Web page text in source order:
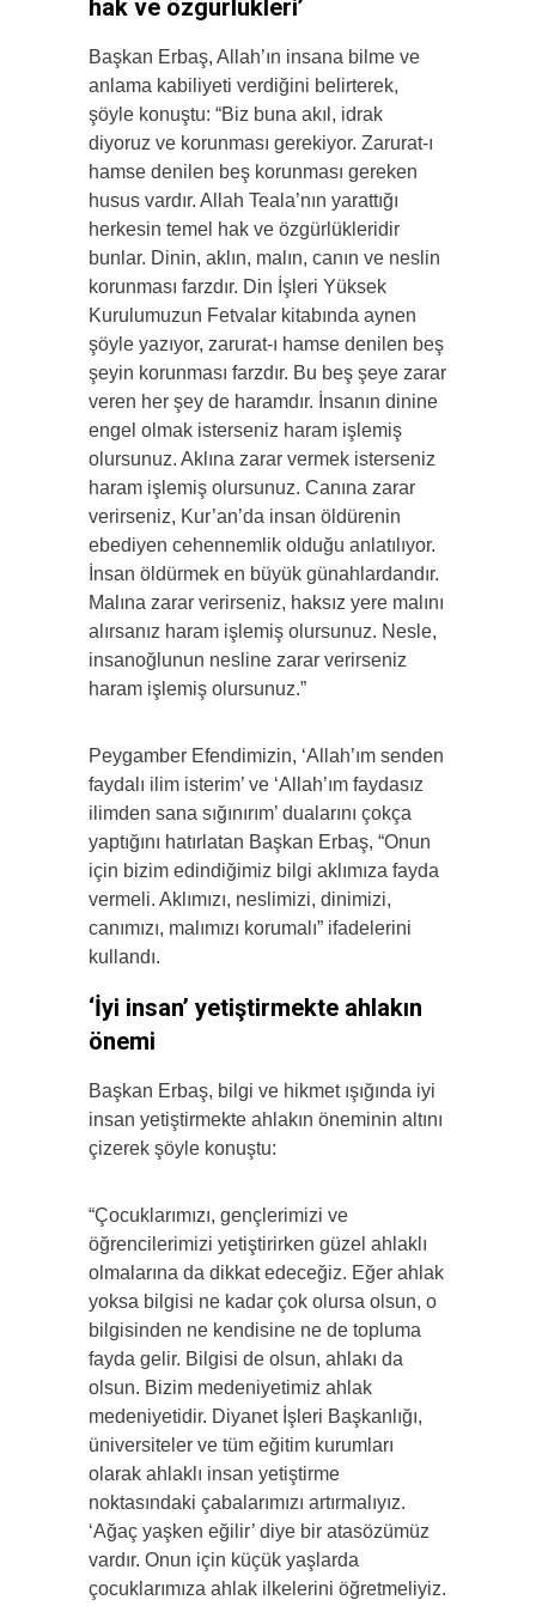
hak ve özgürlükleri’
Başkan Erbaş, Allah’ın insana bilme ve
anlama kabiliyeti verdiğini belirterek,
şöyle konuştu: “Biz buna akıl, idrak
diyoruz ve korunması gerekiyor. Zarurat-ı
hamse denilen beş korunması gereken
husus vardır. Allah Teala’nın yarattığı
herkesin temel hak ve özgürlükleridir
bunlar. Dinin, aklın, malın, canın ve neslin
korunması farzdır. Din İşleri Yüksek
Kurulumuzun Fetvalar kitabında aynen
şöyle yazıyor, zarurat-ı hamse denilen beş
şeyin korunması farzdır. Bu beş şeye zarar
veren her şey de haramdır. İnsanın dinine
engel olmak isterseniz haram işlemiş
olursunuz. Aklına zarar vermek isterseniz
haram işlemiş olursunuz. Canına zarar
verirseniz, Kur’an’da insan öldürenin
ebediyen cehennemlik olduğu anlatılıyor.
İnsan öldürmek en büyük günahlardandır.
Malına zarar verirseniz, haksız yere malını
alırsanız haram işlemiş olursunuz. Nesle,
insanoğlunun nesline zarar verirseniz
haram işlemiş olursunuz.”
Peygamber Efendimizin, ‘Allah’ım senden
faydalı ilim isterim’ ve ‘Allah’ım faydasız
ilimden sana sığınırım’ dualarını çokça
yaptığını hatırlatan Başkan Erbaş, “Onun
için bizim edindiğimiz bilgi aklımıza fayda
vermeli. Aklımızı, neslimizi, dinimizi,
canımızı, malımızı korumalı” ifadelerini
kullandı.
‘İyi insan’ yetiştirmekte ahlakın
önemi
Başkan Erbaş, bilgi ve hikmet ışığında iyi
insan yetiştirmekte ahlakın öneminin altını
çizerek şöyle konuştu:
“Çocuklarımızı, gençlerimizi ve
öğrencilerimizi yetiştirirken güzel ahlaklı
olmalarına da dikkat edeceğiz. Eğer ahlak
yoksa bilgisi ne kadar çok olursa olsun, o
bilgisinden ne kendisine ne de topluma
fayda gelir. Bilgisi de olsun, ahlakı da
olsun. Bizim medeniyetimiz ahlak
medeniyetidir. Diyanet İşleri Başkanlığı,
üniversiteler ve tüm eğitim kurumları
olarak ahlaklı insan yetiştirme
noktasındaki çabalarımızı artırmalıyız.
‘Ağaç yaşken eğilir’ diye bir atasözümüz
vardır. Onun için küçük yaşlarda
çocuklarımıza ahlak ilkelerini öğretmeliyiz.